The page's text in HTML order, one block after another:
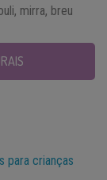
mirra, breu
para crianças